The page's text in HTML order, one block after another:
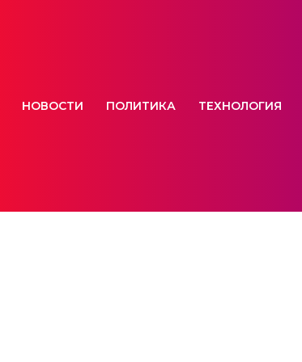
НОВОСТИ ПОЛИТИКА ТЕХНОЛОГИЯ